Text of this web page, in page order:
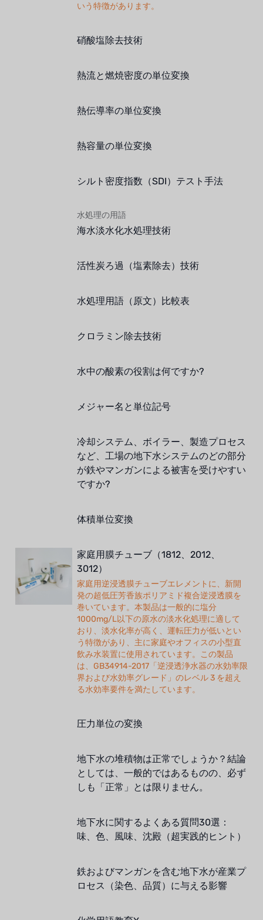
いう特徴があります。
硝酸塩除去技術
熱流と燃焼密度の単位変換
熱伝導率の単位変換
熱容量の単位変換
シルト密度指数（SDI）テスト手法
水処理の用語
海水淡水化水処理技術
活性炭ろ過（塩素除去）技術
水処理用語（原文）比較表
クロラミン除去技術
水中の酸素の役割は何ですか?
メジャー名と単位記号
冷却システム、ボイラー、製造プロセス
など、工場の地下水システムのどの部分
が鉄やマンガンによる被害を受けやすい
ですか?
体積単位変換
家庭用膜チューブ（1812、2012、
3012）
家庭用逆浸透膜チューブエレメントに、新開
発の超低圧芳香族ポリアミド複合逆浸透膜を
巻いています。本製品は一般的に塩分
1000mg/L以下の原水の淡水化処理に適して
おり、淡水化率が高く、運転圧力が低いとい
う特徴があり、主に家庭やオフィスの小型直
飲み水装置に使用されています。この製品
は、GB34914-2017「逆浸透浄水器の水効率限
界および水効率グレード」のレベル 3 を超え
る水効率要件を満たしています。
圧力単位の変換
地下水の堆積物は正常でしょうか？結論
としては、一般的ではあるものの、必ず
しも「正常」とは限りません。
地下水に関するよくある質問30選：
味、色、風味、沈殿（超実践的ヒント）
鉄およびマンガンを含む地下水が産業プ
ロセス（染色、品質）に与える影響